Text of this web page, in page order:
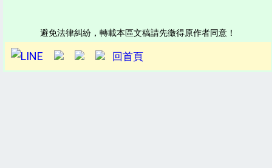
避免法律糾紛，轉載本區文稿請先徵得原作者同意！
回首頁